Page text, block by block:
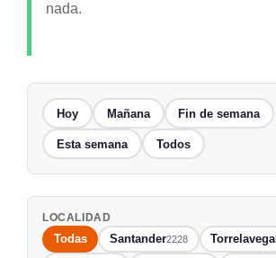
nada.
Hoy Mañana Fin de semana
Esta semana Todos
LOCALIDAD
Todas Santander2228 Torrelavega